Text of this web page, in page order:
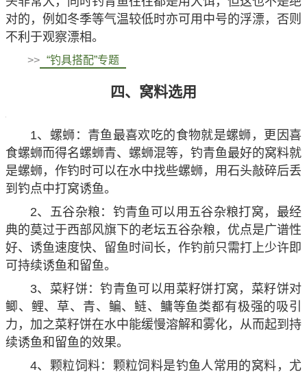
对的，例如冬季等气温较低时亦可用中号的浮漂，否则
不利于观察漂相。
>> “钓具搭配”专题
四、窝料选用
1、螺蛳：青鱼最喜欢吃的食物就是螺蛳，更因喜
食螺蛳而得名螺蛳青、螺蛳混等，钓青鱼最好的窝料就
是螺蛳，作钓时可以在水中找些螺蛳，用石头敲碎后丢
到钓点中打窝诱鱼。
2、五谷杂粮：钓青鱼可以用五谷杂粮打窝，最经
典的莫过于西部风旗下的老坛五谷杂粮，优点是广谱性
好、诱鱼速度快、留鱼时间长，作钓前只需打上少许即
可持续诱鱼和留鱼。
3、菜籽饼：钓青鱼可以用菜籽饼打窝，菜籽饼对
鲫、鲤、草、青、鳊、鲢、鳙等鱼类都有极强的吸引
力，加之菜籽饼在水中能缓慢溶解和雾化，从而起到持
续诱鱼和留鱼的效果。
4、颗粒饲料：颗粒饲料是钓鱼人常用的窝料，尤